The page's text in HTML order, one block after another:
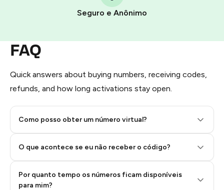
Seguro e Anônimo
FAQ
Quick answers about buying numbers, receiving codes,
refunds, and how long activations stay open.
Como posso obter um número virtual?
O que acontece se eu não receber o código?
Por quanto tempo os números ficam disponíveis
para mim?
Step 1: Create the order on HidSim
Pay with Telegram Stars
Step 2: Buy Stars in Telegram